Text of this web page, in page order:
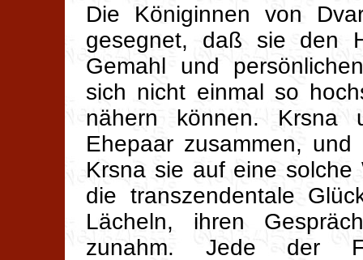
Die Königinnen von
gesegnet, daß sie den
Gemahl und
sich nicht einmal so
nähern können. Krsna
Ehepaar zusammen,
Krsna sie auf eine solche
die transzendentale
Lächeln, ihren
zunahm. Jede der